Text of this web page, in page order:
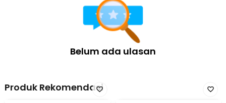
Belum ada ulasan
Produk Rekomendasi